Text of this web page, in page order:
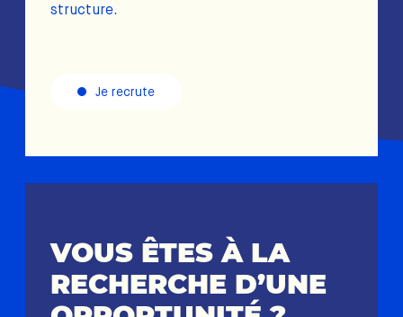
structure.
Je recrute
VOUS ÊTES À LA
RECHERCHE D’UNE